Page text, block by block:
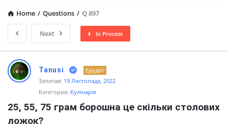
Home / Questions / Q 897
Next In Process
Пізнай.com
Latest
Questions
Tanusi
Ерудит
Запитав: 19 Листопада, 2022
Категория: Кулінарія
25, 55, 75 грам борошна це скільки столових
ложок?